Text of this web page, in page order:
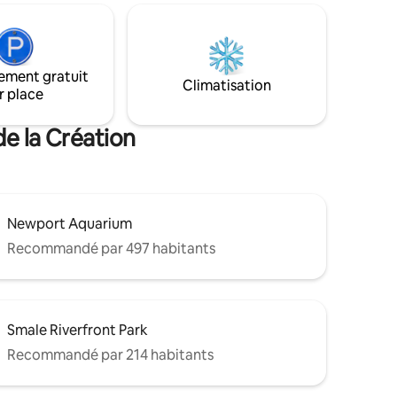
nous
y a
les
du
notre porche confortable, plongez dans
la campagne tranquille et rassemblez-
vous en famille après une journée
aventureuse. Brady Bay Retreat est
ressourcer. Venez profiter du Kentucky !
gratuit
place
Climatisation
la Création
Newport Aquarium
Recommandé par 497 habitants
Smale Riverfront Park
Recommandé par 214 habitants